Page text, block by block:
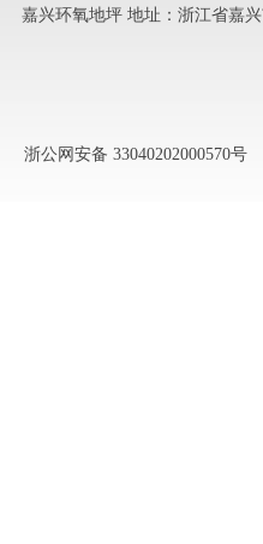
嘉兴环氧地坪 地址：浙江省嘉
浙公网安备 33040202000570号